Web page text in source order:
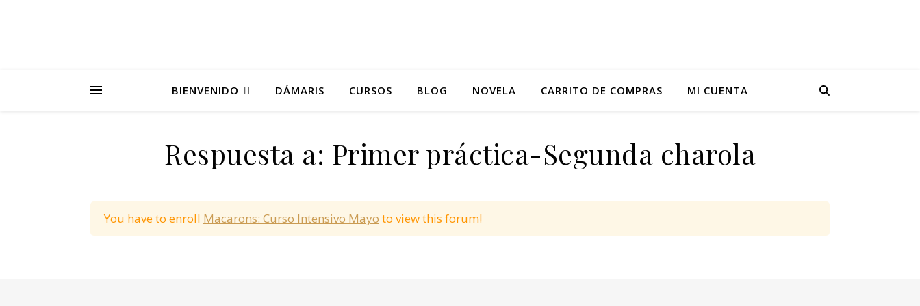
BIENVENIDO DÁMARIS CURSOS BLOG NOVELA CARRITO DE COMPRAS MI CUENTA
Respuesta a: Primer práctica-Segunda charola
You have to enroll Macarons: Curso Intensivo Mayo to view this forum!